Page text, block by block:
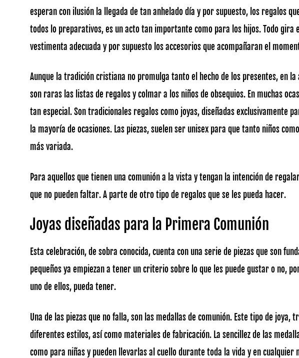
esperan con ilusión la llegada de tan anhelado día y por supuesto, los regalos
todos lo preparativos, es un acto tan importante como para los hijos. Todo gira
vestimenta adecuada y por supuesto los accesorios que acompañaran el
Aunque la tradición cristiana no promulga tanto el hecho de los presentes, en
son raras las listas de regalos y colmar a los niños de obsequios. En muchas
tan especial. Son tradicionales regalos como joyas, diseñadas exclusivamente
la mayoría de ocasiones. Las piezas, suelen ser unisex para que tanto niños
más variada.
Para aquellos que tienen una comunión a la vista y tengan la intención de
que no pueden faltar. A parte de otro tipo de regalos que se les pueda hacer.
Joyas diseñadas para la Primera Comunión
Esta celebración, de sobra conocida, cuenta con una serie de piezas que son
pequeños ya empiezan a tener un criterio sobre lo que les puede gustar o no,
uno de ellos, pueda tener.
Una de las piezas que no falla, son las medallas de comunión. Este tipo de
diferentes estilos, así como materiales de fabricación. La sencillez de las
como para niñas y pueden llevarlas al cuello durante toda la vida y en